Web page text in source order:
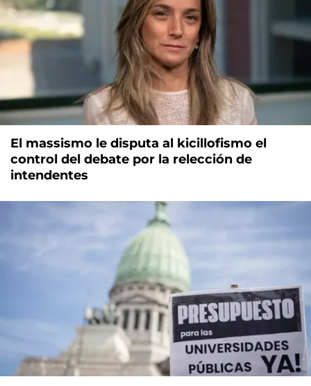
El massismo le disputa al kicillofismo el
control del debate por la relección de
intendentes